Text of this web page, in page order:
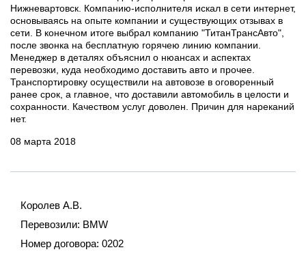
Нижневартовск. Компанию-исполнителя искал в сети интернет,
основываясь на опыте компании и существующих отзывах в
сети. В конечном итоге выбрал компанию "ТитанТрансАвто",
после звонка на бесплатную горячею линию компании.
Менеджер в деталях объяснил о нюансах и аспектах
перевозки, куда необходимо доставить авто и прочее.
Транспортировку осуществили на автовозе в оговоренный
ранее срок, а главное, что доставили автомобиль в целости и
сохранности. Качеством услуг доволен. Причин для нареканий
нет.
08 марта 2018
Королев А.В.
Перевозили: BMW
Номер договора: 0202